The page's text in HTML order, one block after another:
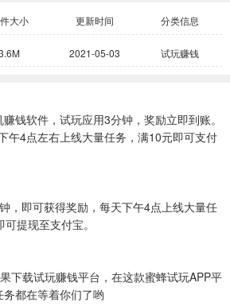
大小 更新时间 分类信息
2021-05-03 试玩赚钱
钱软件，试玩应用3分钟，奖励立即到账。
午4点左右上线大量任务，满10元即可支付
，即可获得奖励，每天下午4点上线大量任
提现至支付宝。
下载试玩赚钱平台，在这款蜜蜂试玩APP平
都在等着你们了哟